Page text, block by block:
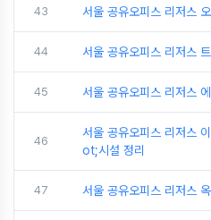
43 서울 공유오피스 리저스
44 서울 공유오피스 리저스
45 서울 공유오피스 리저스
46
서울 공유오피스 리저스
ot;시설 정리
47 서울 공유오피스 리저스